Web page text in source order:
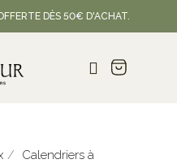
DÈS 50€ D'ACHAT.
Calendriers à